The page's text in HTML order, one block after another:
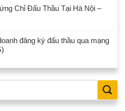
Chỉ Đấu Thầu Tại Hà Nội –
đăng ký đấu thầu qua mạng